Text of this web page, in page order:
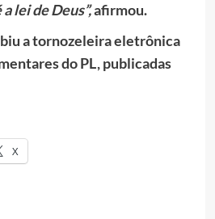
lei de Deus”,afirmou.
a tornozeleira eletrônica
do PL, publicadas
X